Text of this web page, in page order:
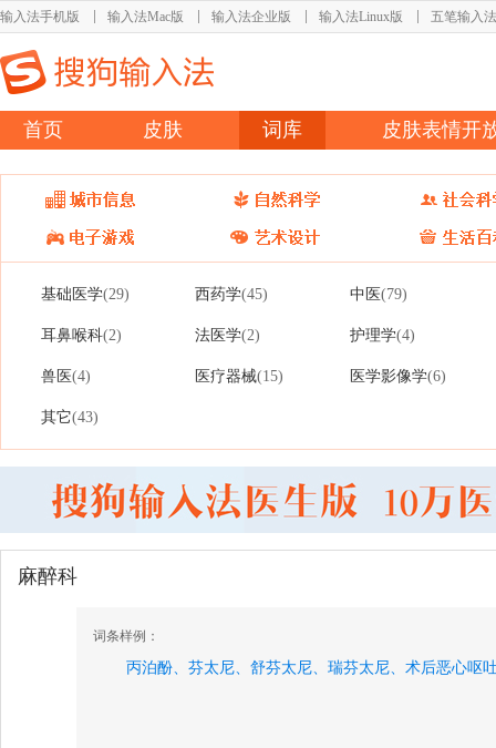
输入法手机版 输入法Mac版 输入法企业版 输入法Linux版 五笔输入法
首页 皮肤 词库 皮肤表情开
基础医学(29) 西药学(45) 中医(79)
耳鼻喉科(2) 法医学(2) 护理学(4)
兽医(4) 医疗器械(15) 医学影像学(6)
其它(43)
麻醉科
词条样例：
丙泊酚、 芬太尼、 舒芬太尼、 瑞芬太尼、 术后恶心呕